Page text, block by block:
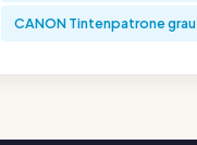
CANON Tintenpatrone grau